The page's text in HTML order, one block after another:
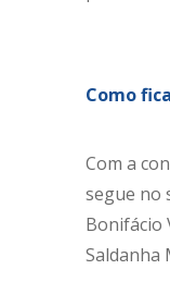
Como
Com a
segue no
Bonifácio
Saldanha